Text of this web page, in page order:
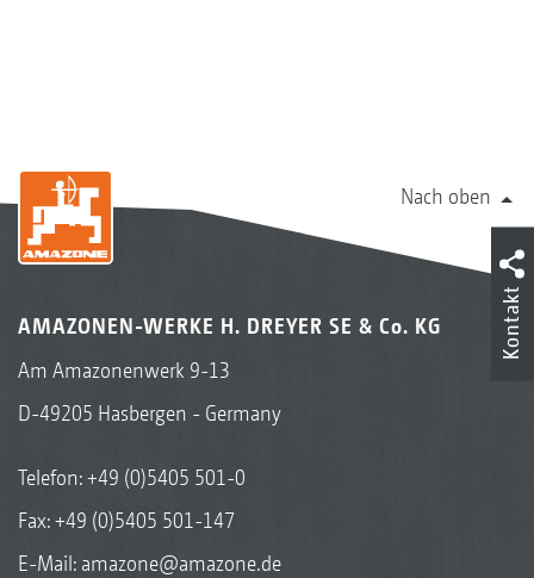
Nach oben
AMAZONEN-WERKE H. DREYER SE & Co. KG
Am Amazonenwerk 9-13
D-49205 Hasbergen - Germany
Telefon:+49 (0)5405 501-0
Fax: +49 (0)5405 501-147
E-Mail: amazone@amazone.de
Kontakt